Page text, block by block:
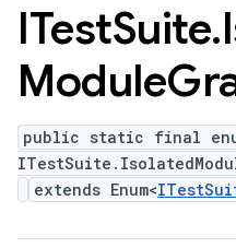
ITestSuite.
Module
public static final
extends Enum<